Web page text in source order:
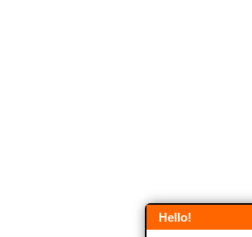
Hello!